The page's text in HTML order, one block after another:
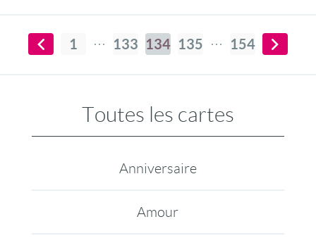
1 133 134 135 154
Toutes les cartes
Anniversaire
Amour